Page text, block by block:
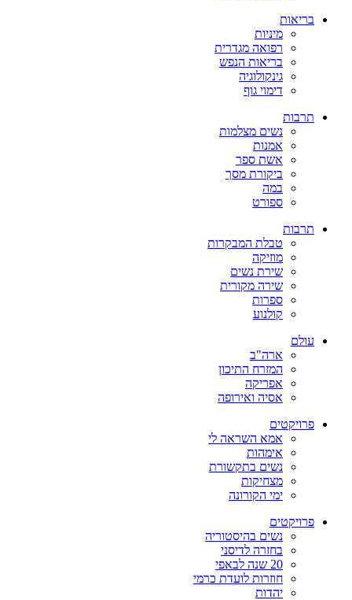
בריאות
מיניות
רפואה מגדרית
בריאות הנפש
גינקולוגיה
דימוי גוף
תרבות
נשים מצלמות
אמנות
אשת ספר
ביקורת מסך
במה
ספורט
תרבות
טבלת המבקרות
מוזיקה
שירת נשים
שירה מקורית
ספרות
קולנוע
עולם
ארה"ב
המזרח התיכון
אפריקה
אסיה ואירופה
פרויקטים
אמא השראה לי
אימהות
נשים בתקשורת
מצחיקות
ימי הקורונה
פרויקטים
נשים בהיסטוריה
בחזרה לדיסני
20 שנה לבאפי
חוזרות לועדת כרמי
יהדות